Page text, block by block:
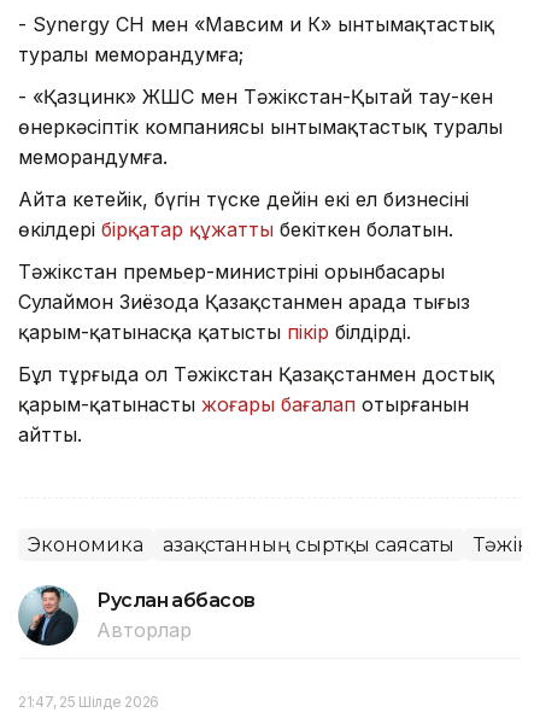
- Synergy CH мен «Мавсим и К» ынтымақтастық
туралы меморандумға;
- «Қазцинк» ЖШС мен Тәжікстан-Қытай тау-кен
өнеркәсіптік компаниясы ынтымақтастық туралы
меморандумға.
Айта кетейік, бүгін түске дейін екі ел бизнесінің
өкілдері бірқатар құжатты бекіткен болатын.
Тәжікстан премьер-министрінің орынбасары
Сулаймон Зиёзода Қазақстанмен арада тығыз
қарым-қатынасқа қатысты пікір білдірді.
Бұл тұрғыда ол Тәжікстан Қазақстанмен достық
қарым-қатынасты жоғары бағалап отырғанын
айтты.
Экономика Қазақстанның сыртқы саясаты
Руслан Ғаббасов
Авторлар
21:47, 25 Шілде 2026